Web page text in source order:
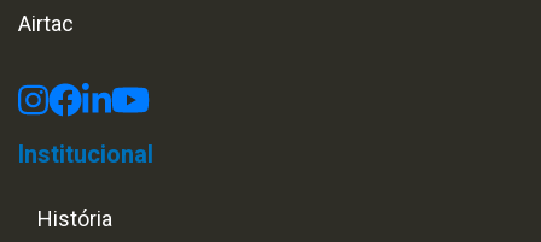
Airtac
Institucional
História